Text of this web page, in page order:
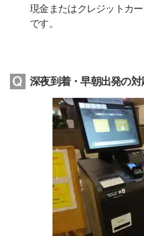
現金またはクレジットカ
です。
深夜到着・早朝出発の対